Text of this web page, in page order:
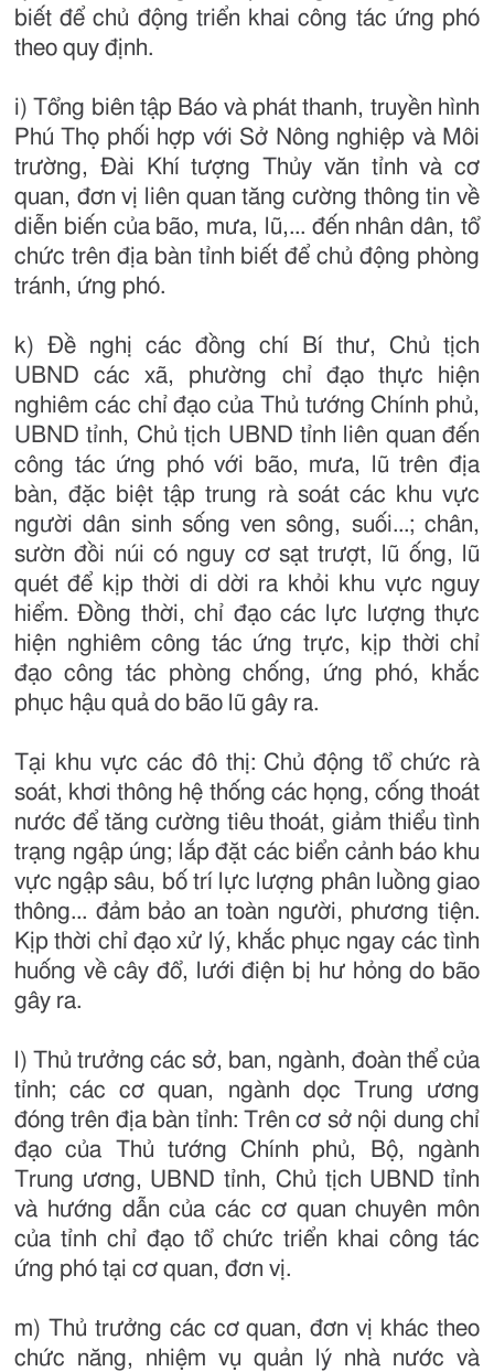
biết để chủ động triển khai công tác ứng phó
theo quy định.
i) Tổng biên tập Báo và phát thanh, truyền hình
Phú Thọ phối hợp với Sở Nông nghiệp và Môi
trường, Đài Khí tượng Thủy văn tỉnh và cơ
quan, đơn vị liên quan tăng cường thông tin về
diễn biến của bão, mưa, lũ,... đến nhân dân, tổ
chức trên địa bàn tỉnh biết để chủ động phòng
tránh, ứng phó.
k) Đề nghị các đồng chí Bí thư, Chủ tịch
UBND các xã, phường chỉ đạo thực hiện
nghiêm các chỉ đạo của Thủ tướng Chính phủ,
UBND tỉnh, Chủ tịch UBND tỉnh liên quan đến
công tác ứng phó với bão, mưa, lũ trên địa
bàn, đặc biệt tập trung rà soát các khu vực
người dân sinh sống ven sông, suối...; chân,
sườn đồi núi có nguy cơ sạt trượt, lũ ống, lũ
quét để kịp thời di dời ra khỏi khu vực nguy
hiểm. Đồng thời, chỉ đạo các lực lượng thực
hiện nghiêm công tác ứng trực, kịp thời chỉ
đạo công tác phòng chống, ứng phó, khắc
phục hậu quả do bão lũ gây ra.
Tại khu vực các đô thị: Chủ động tổ chức rà
soát, khơi thông hệ thống các họng, cống thoát
nước để tăng cường tiêu thoát, giảm thiểu tình
trạng ngập úng; lắp đặt các biển cảnh báo khu
vực ngập sâu, bố trí lực lượng phân luồng giao
thông... đảm bảo an toàn người, phương tiện.
Kịp thời chỉ đạo xử lý, khắc phục ngay các tình
huống về cây đổ, lưới điện bị hư hỏng do bão
gây ra.
l) Thủ trưởng các sở, ban, ngành, đoàn thể của
tỉnh; các cơ quan, ngành dọc Trung ương
đóng trên địa bàn tỉnh: Trên cơ sở nội dung chỉ
đạo của Thủ tướng Chính phủ, Bộ, ngành
Trung ương, UBND tỉnh, Chủ tịch UBND tỉnh
và hướng dẫn của các cơ quan chuyên môn
của tỉnh chỉ đạo tổ chức triển khai công tác
ứng phó tại cơ quan, đơn vị.
m) Thủ trưởng các cơ quan, đơn vị khác theo
chức năng, nhiệm vụ quản lý nhà nước và